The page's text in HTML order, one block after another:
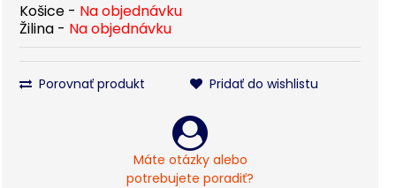
Košice - Na objednávku
Žilina - Na objednávku
Porovnať produkt Pridať do wishlistu
Máte otázky alebo
potrebujete poradiť?